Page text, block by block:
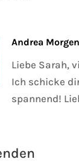
Andrea
Liebe Sarah,
Ich schicke
spannend!